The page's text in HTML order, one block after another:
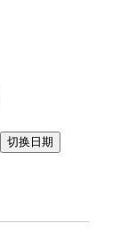
切换日期